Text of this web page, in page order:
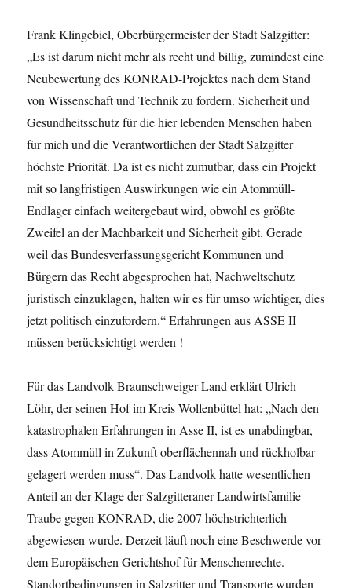
Frank Klingebiel, Oberbürgermeister der Stadt Salzgitter:
„Es ist darum nicht mehr als recht und billig, zumindest eine
Neubewer­tung des KONRAD-Projektes nach dem Stand
von Wissen­schaft und Technik zu fordern. Sicherheit und
Gesundheitsschutz für die hier leben­den Menschen haben
für mich und die Verantwortlichen der Stadt Salzgitter
höchste Priori­tät. Da ist es nicht zumutbar, dass ein Pro­jekt
mit so langfristigen Auswir­kungen wie ein Atommüll-
Endlager einfach wei­tergebaut wird, obwohl es größte
Zweifel an der Machbarkeit und Sicherheit gibt. Gerade
weil das Bundesver­fassungs­gericht Kommunen und
Bürgern das Recht abgesprochen hat, Nachweltschutz
juristisch einzuklagen, halten wir es für umso wichtiger, dies
jetzt politisch einzufordern.“ Erfahrungen aus ASSE II
müssen berücksichtigt werden !
Für das Landvolk Braunschweiger Land erklärt Ulrich
Löhr, der sei­nen Hof im Kreis Wolfen­büttel hat: „Nach den
katastrophalen Erfahrungen in Asse II, ist es unabdingbar,
dass Atommüll in Zukunft oberflächennah und rückholbar
gelagert werden muss“. Das Landvolk hatte wesentlichen
Anteil an der Klage der Salzgitteraner Landwirtsfamilie
Traube gegen KONRAD, die 2007 höchst­rich­terlich
abgewiesen wurde. Derzeit läuft noch eine Beschwerde vor
dem Europäischen Gerichtshof für Menschenrechte.
Standortbedingungen in Salzgitter und Transporte wurden